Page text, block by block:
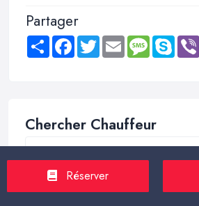
Partager
Share FacebookTwitter Email MessageSkype
Chercher Chauffeur
Réserver